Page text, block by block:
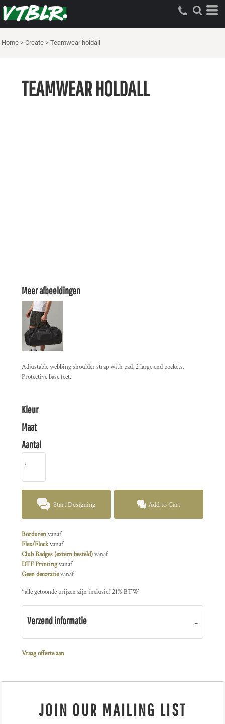
Home > Create > Teamwear holdall
TEAMWEAR HOLDALL
Meer afbeeldingen
Adjustable webbing shoulder strap with pad, 2 large end pockets.
Protective base feet.
Kleur
Maat
Aantal
Start Designing Add to Cart
Bordurenvanaf
Flex/Flockvanaf
Club Badges (extern besteld)vanaf
DTF Printingvanaf
Geen decoratievanaf
*alle getoonde prijzen zijn inclusief 21% BTW
Verzend informatie
Vraag offerte aan
JOIN OUR MAILING LIST